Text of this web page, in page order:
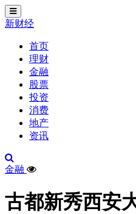
切
换
新财经
首页
理财
金融
股票
投资
消费
地产
资讯
金融
古都新秀西安